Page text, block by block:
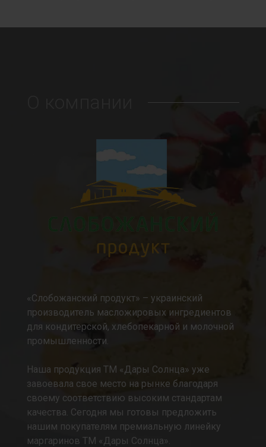
«Слобожанский продукт» – украинский
производитель масложировых ингредиентов
для кондитерской, хлебопекарной и молочной
промышленности.
Наша продукция ТМ «Дары Солнца» уже
завоевала свое место на рынке благодаря
своему соответствию высоким стандартам
качества. Сегодня мы готовы предложить
нашим покупателям премиальную линейку
маргаринов ТМ «Дары Солнца».